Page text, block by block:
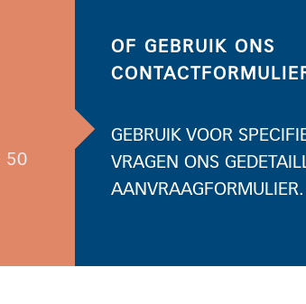
50
OF GEBRUIK ONS
GEBRUIK VOOR
VRAGEN ONS
AANVRAAGFORMULIER.